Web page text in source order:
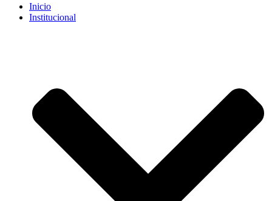
Inicio
Institucional